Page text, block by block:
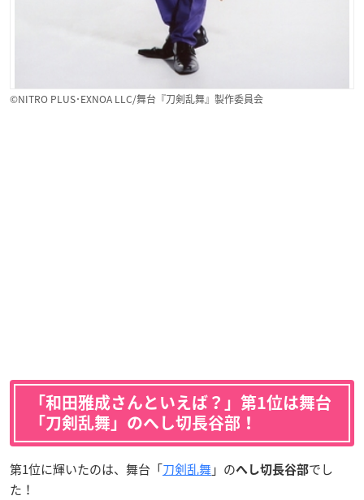
©NITRO PLUS･EXNOA LLC/舞台『刀剣乱舞』製作委員会
「和田雅成さんといえば？」第1位は舞台
「刀剣乱舞」のへし切長谷部！
第1位に輝いたのは、舞台「刀剣乱舞」のへし切長谷部でし
た！